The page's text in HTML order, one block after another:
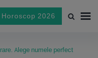
Horoscop 2026
Alege numele perfect